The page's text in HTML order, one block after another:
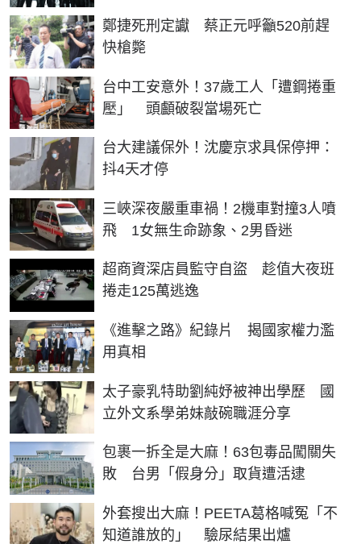
鄭捷死刑定讞 蔡正元呼籲520前趕
快槍斃
台中工安意外！37歲工人「遭鋼捲重
壓」 頭顱破裂當場死亡
台大建議保外！沈慶京求具保停押：
抖4天才停
三峽深夜嚴重車禍！2機車對撞3人噴
飛 1女無生命跡象、2男昏迷
超商資深店員監守自盜 趁值大夜班
捲走125萬逃逸
《進擊之路》紀錄片 揭國家權力濫
用真相
太子豪乳特助劉純妤被神出學歷 國
立外文系學弟妹敲碗職涯分享
包裹一拆全是大麻！63包毒品闖關失
敗 台男「假身分」取貨遭活逮
外套搜出大麻！PEETA葛格喊冤「不
知道誰放的」 驗尿結果出爐